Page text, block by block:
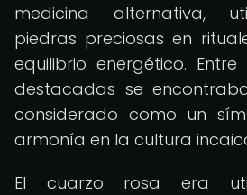
medicina alternativa,
piedras preciosas en
equilibrio energético.
destacadas se
considerado como un
armonía en la cultura
El cuarzo rosa era